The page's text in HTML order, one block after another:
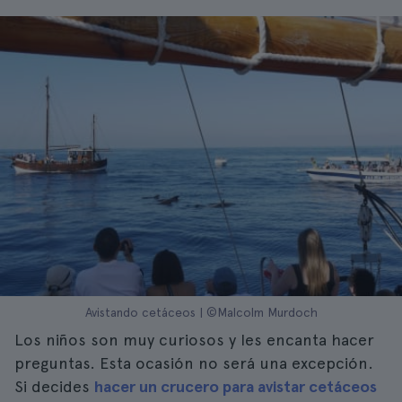
Avistando cetáceos | ©Malcolm Murdoch
Los niños son muy curiosos y les encanta hacer
preguntas. Esta ocasión no será una excepción.
Si decides hacer un crucero para avistar cetáceos